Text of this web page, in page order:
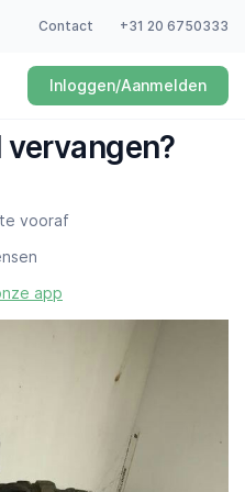
Contact +31 20 6750333
Inloggen/Aanmelden
vooraf
app